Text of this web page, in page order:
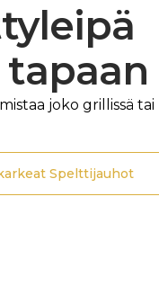
joko grillissä tai
Spelttijauhot